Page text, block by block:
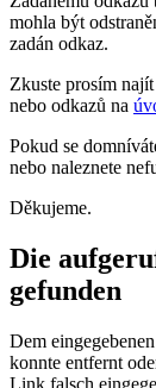
mohla být
zadán odkaz.
Zkuste prosím
nebo odkazů na
Pokud se
nebo naleznete
Děkujeme.
Die
gefunden
Dem
konnte entfernt
Link falsch